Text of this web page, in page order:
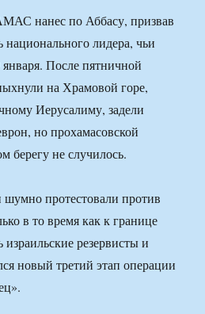
нанес по Аббасу, призвав
национального лидера, чьи
После пятничной
на Храмовой горе,
Иерусалиму, задели
но прохамасовской
берегу не случилось.
протестовали против
в то время как к границе
израильские резервисты и
новый третий этап операции